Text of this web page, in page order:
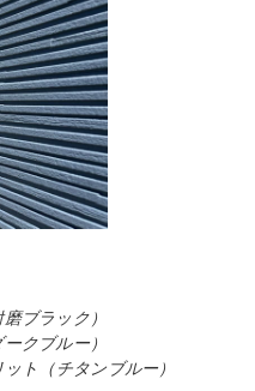
ブラック）
クブルー）
ト（チタンブルー）